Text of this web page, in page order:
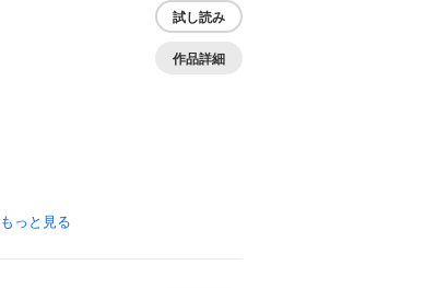
試し読み
作品詳細
もっと見る